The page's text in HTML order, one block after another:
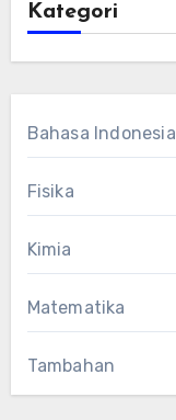
Kategori
Bahasa Indonesia
Fisika
Kimia
Matematika
Tambahan